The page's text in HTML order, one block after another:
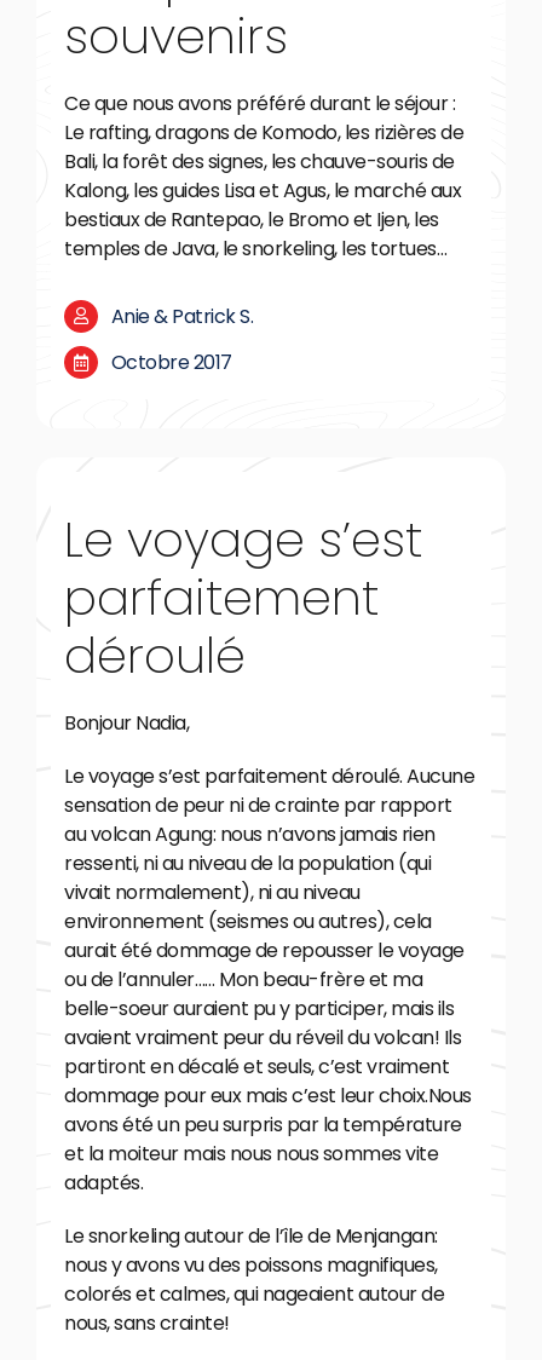
souvenirs
Ce que nous avons préféré durant le séjour :
Le rafting, dragons de Komodo, les rizières de
Bali, la forêt des signes, les chauve-souris de
Kalong, les guides Lisa et Agus, le marché aux
bestiaux de Rantepao, le Bromo et Ijen, les
temples de Java, le snorkeling, les tortues…
Anie & Patrick S.
Octobre 2017
Le voyage s’est
parfaitement
déroulé
Bonjour Nadia,
Le voyage s’est parfaitement déroulé. Aucune
sensation de peur ni de crainte par rapport
au volcan Agung: nous n’avons jamais rien
ressenti, ni au niveau de la population (qui
vivait normalement), ni au niveau
environnement (seismes ou autres), cela
aurait été dommage de repousser le voyage
ou de l’annuler…… Mon beau-frère et ma
belle-soeur auraient pu y participer, mais ils
avaient vraiment peur du réveil du volcan! Ils
partiront en décalé et seuls, c’est vraiment
dommage pour eux mais c’est leur choix.Nous
avons été un peu surpris par la température
et la moiteur mais nous nous sommes vite
adaptés.
Le snorkeling autour de l’île de Menjangan:
nous y avons vu des poissons magnifiques,
colorés et calmes, qui nageaient autour de
nous, sans crainte!